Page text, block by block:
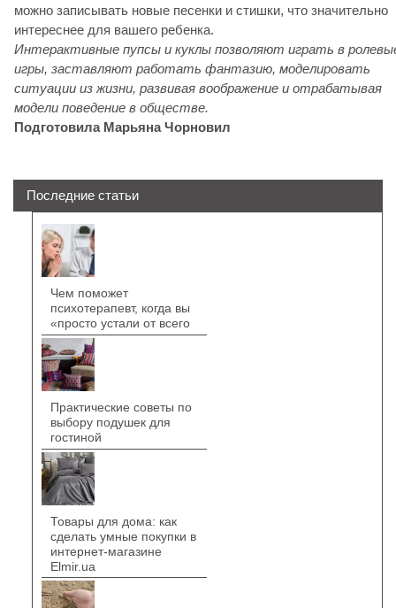
можно записывать новые песенки и стишки, что значительно
интереснее для вашего ребенка.
Интерактивные пупсы и куклы позволяют играть в
игры, заставляют работать фантазию, моделировать
ситуации из жизни, развивая воображение и отрабатывая
модели поведение в обществе.
Подготовила Марьяна Чорновил
Последние статьи
Чем поможет
психотерапевт, когда вы
«просто устали от всего
Практические советы по
выбору подушек для
гостиной
Товары для дома: как
сделать умные покупки в
интернет-магазине
Elmir.ua